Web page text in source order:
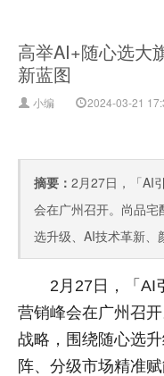
高举AI+随心选大
新蓝图
小编 2024-03-21
摘要： 2月27日，「AI
会在广州召开。尚品
选升级、AI技术革新、
2月27日，「AI
营销峰会在广州召
战略，围绕随心选
阵、分级市场精准